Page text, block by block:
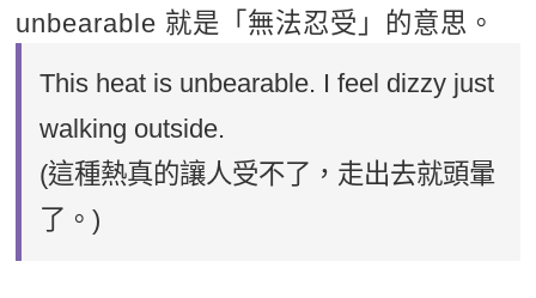
unbearable 就是「無法忍受」的意思。
This heat is unbearable. I feel dizzy just
walking outside.
(這種熱真的讓人受不了，走出去就頭暈
了。)